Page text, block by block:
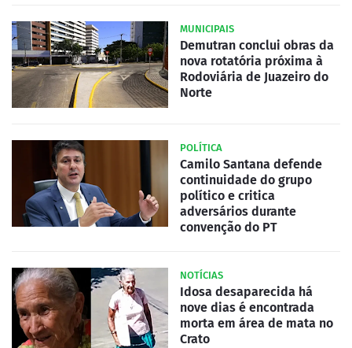
MUNICIPAIS
Demutran conclui obras da
nova rotatória próxima à
Rodoviária de Juazeiro do
Norte
POLÍTICA
Camilo Santana defende
continuidade do grupo
político e critica
adversários durante
convenção do PT
NOTÍCIAS
Idosa desaparecida há
nove dias é encontrada
morta em área de mata no
Crato